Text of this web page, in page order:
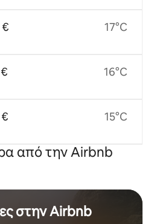
€ 17°C
16°C
15°C
από την Airbnb
στην Airbnb